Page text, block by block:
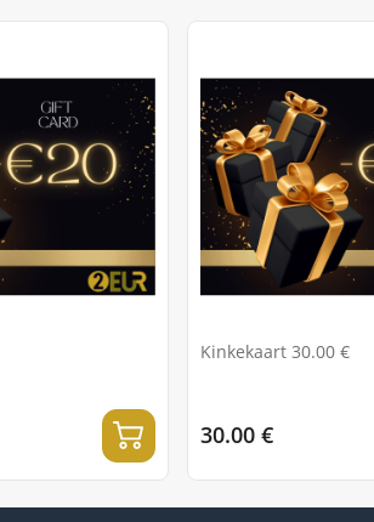
Kinkekaart 30.00 €
30.00 €